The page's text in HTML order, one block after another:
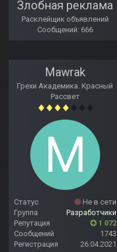
Злобная реклама
Расклейщик объявлений
Сообщений: 666
Mawrak
Грехи Академика. Красный
Рассвет
Статус
Не в сети
Группа
Разработчики
Репутация
1 072
Сообщений
1743
Регистрация
26.04.2021